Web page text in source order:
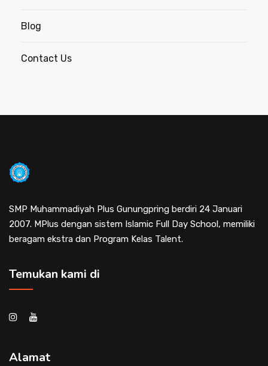
Blog
Contact Us
SMP Muhammadiyah Plus Gunungpring berdiri 24 Januari
2007. MPlus dengan sistem Islamic Full Day School, memiliki
beragam ekstra dan Program Kelas Talent.
Temukan kami di
Alamat